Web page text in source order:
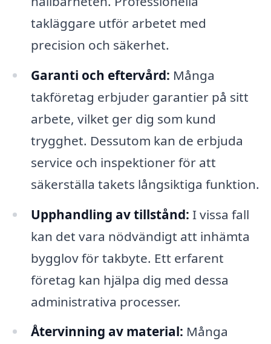
takläggare utför arbetet med
precision och säkerhet.
Garanti och eftervård: Många
takföretag erbjuder garantier på sitt
arbete, vilket ger dig som kund
trygghet. Dessutom kan de erbjuda
service och inspektioner för att
säkerställa takets långsiktiga funktion.
Upphandling av tillstånd: I vissa fall
kan det vara nödvändigt att inhämta
bygglov för takbyte. Ett erfarent
företag kan hjälpa dig med dessa
administrativa processer.
Återvinning av material: Många